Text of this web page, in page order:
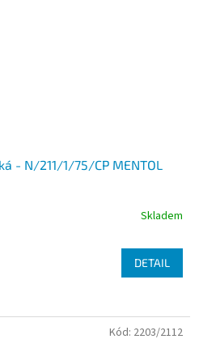
- N/211/1/75/CP MENTOL
Skladem
DETAIL
Kód: 2203/2112